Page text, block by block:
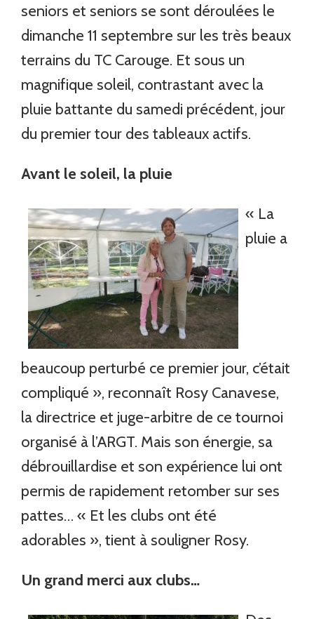
seniors et seniors se sont déroulées le
dimanche 11 septembre sur les très beaux
terrains du TC Carouge. Et sous un
magnifique soleil, contrastant avec la
pluie battante du samedi précédent, jour
du premier tour des tableaux actifs.
Avant le soleil, la pluie
« La
pluie a
beaucoup perturbé ce premier jour, c’était
compliqué », reconnaît Rosy Canavese,
la directrice et juge-arbitre de ce tournoi
organisé à l’ARGT. Mais son énergie, sa
débrouillardise et son expérience lui ont
permis de rapidement retomber sur ses
pattes… « Et les clubs ont été
adorables », tient à souligner Rosy.
Un grand merci aux clubs…